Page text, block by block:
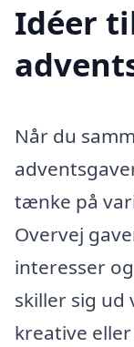
Idéer
Når du
tænke på
Overvej
interesser
skiller sig
kreative